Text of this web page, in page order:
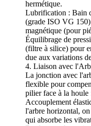
hermétique.
Lubrification : Bain
(grade ISO VG
magnétique (pour
Équilibrage de
(filtre à silice) pour
due aux variations
4. Liaison avec
La jonction avec
flexible pour
pilier face à la houle
Accouplement
l'arbre horizontal,
qui absorbe les